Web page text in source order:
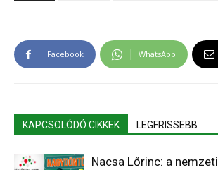
Facebook WhatsApp
KAPCSOLÓDÓ CIKKEK LEGFRISSEBB
Nacsa Lőrinc: a nemzeti